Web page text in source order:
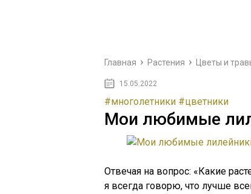
Главная Растения Цветы и
15.05.2022
#многолетники #цветники
Мои любимые
Отвечая на вопрос: «Какие
я всегда говорю, что лучше